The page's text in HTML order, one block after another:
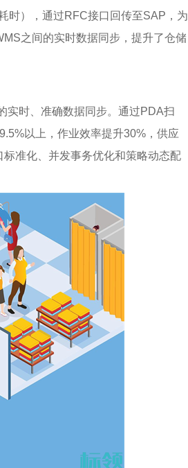
时），通过RFC接口回传至SAP，为
之间的实时数据同步，提升了仓储
实时、准确数据同步。通过PDA扫
以上，作业效率提升30%，供应
准化、并发事务优化和策略动态配